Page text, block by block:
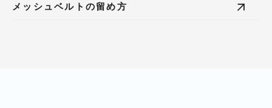
メッシュベルトの留め方